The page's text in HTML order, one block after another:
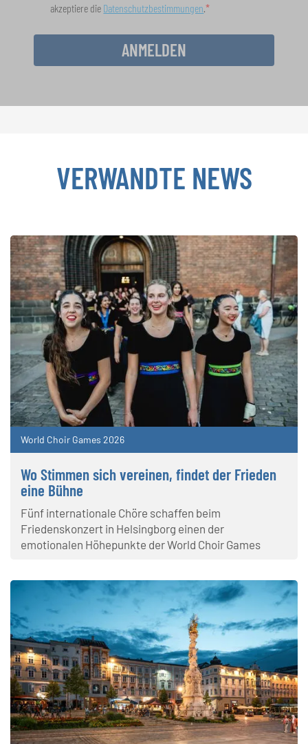
akzeptiere die Datenschutzbestimmungen .
ANMELDEN
VERWANDTE NEWS
World Choir Games 2026
Wo Stimmen sich vereinen, findet der Frieden
eine Bühne
Fünf internationale Chöre schaffen beim
Friedenskonzert in Helsingborg einen der
emotionalen Höhepunkte der World Choir Games